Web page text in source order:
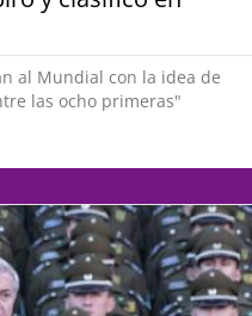
al Mundial con la idea de
las ocho primeras"